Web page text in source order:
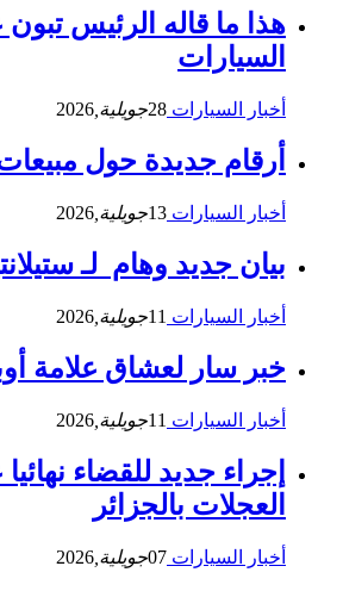
هذا ما قاله الرئيس
السيارات
أخبار السيارات 28جويلية, 2026
أرقام جديدة حول مبيعات
أخبار السيارات 13جويلية, 2026
بيان جديد وهام لـ
أخبار السيارات 11جويلية, 2026
خبر سار لعشاق علامة
أخبار السيارات 11جويلية, 2026
إجراء جديد للقضاء
العجلات بالجزائر
أخبار السيارات 07جويلية, 2026